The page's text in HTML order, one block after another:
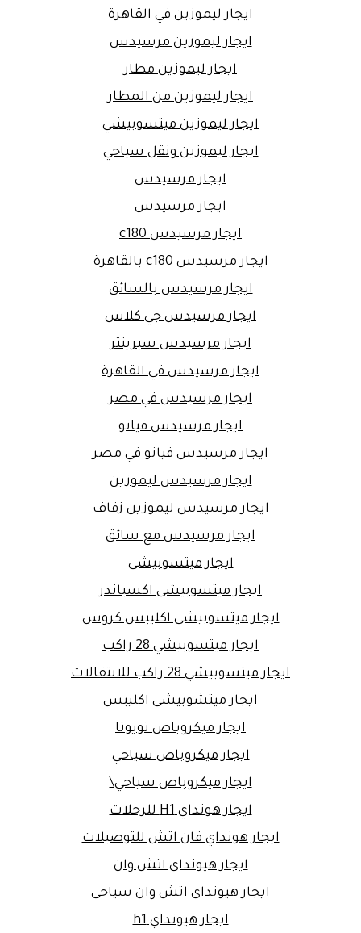
ايجار ليموزين في القاهرة
ايجار ليموزين مرسيدس
ايجار ليموزين مطار
ايجار ليموزين من المطار
ايجار ليموزين ميتسوبيشي
ايجار ليموزين ونقل سياحي
ايجار مرسيدس
ايجار مرسيدس
ايجار مرسيدس c180
ايجار مرسيدس c180 بالقاهرة
ايجار مرسيدس بالسائق
ايجار مرسيدس جي كلاس
ايجار مرسيدس سبرينتر
ايجار مرسيدس في القاهرة
ايجار مرسيدس في مصر
ايجار مرسيدس فيانو
ايجار مرسيدس فيانو في مصر
ايجار مرسيدس ليموزين
ايجار مرسيدس ليموزين زفاف
ايجار مرسيدس مع سائق
ايجار ميتسوبيشى
ايجار ميتسوبيشى اكسباندر
ايجار ميتسوبيشى اكليبس كروس
ايجار ميتسوبيشي 28 راكب
ايجار ميتسوبيشي 28 راكب للانتقالات
ايجار ميتشوبيشى اكليبس
ايجار ميكروباص تويوتا
ايجار ميكروباص سياحي
ايجار ميكروباص سياحي\
ايجار هونداي H1 للرحلات
ايجار هونداي فان اتش للتوصيلات
ايجار هيونداى اتش وان
ايجار هيونداى اتش وان سياحى
ايجار هيونداي h1